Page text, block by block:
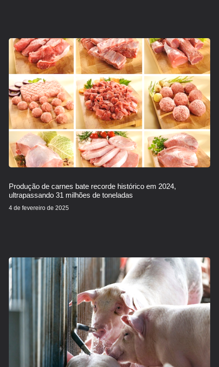
Produção de carnes bate recorde histórico em 2024,
ultrapassando 31 milhões de toneladas
4 de fevereiro de 2025